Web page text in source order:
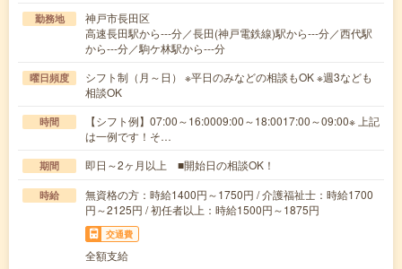
勤務地
神戸市長田区
高速長田駅から---分／長田(神戸電鉄線)駅から---分／西代駅
から---分／駒ケ林駅から---分
曜日頻度
シフト制（月～日） ※平日のみなどの相談もOK ※週3なども
相談OK
時間
【シフト例】07:00～16:0009:00～18:0017:00～09:00※ 上記
は一例です！そ…
期間 即日～2ヶ月以上 ■開始日の相談OK！
時給
無資格の方：時給1400円～1750円 / 介護福祉士：時給1700
円～2125円 / 初任者以上：時給1500円～1875円
交通費
全額支給